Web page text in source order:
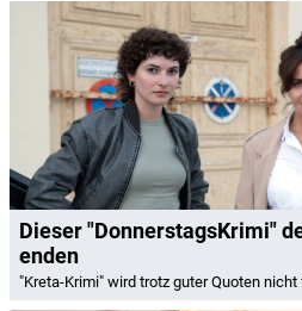
Dieser "DonnerstagsKrimi"
enden
"Kreta-Krimi" wird trotz guter Quoten